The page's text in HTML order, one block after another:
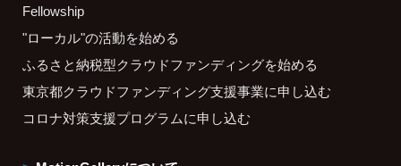
Fellowship
"ローカル"の活動を始める
ふるさと納税型クラウドファンディングを始める
東京都クラウドファンディング支援事業に申し込む
コロナ対策支援プログラムに申し込む